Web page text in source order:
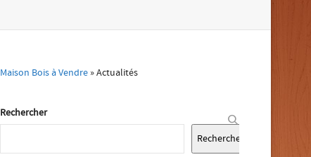
Maison Bois à Vendre »Actualités
Rechercher
Rechercher